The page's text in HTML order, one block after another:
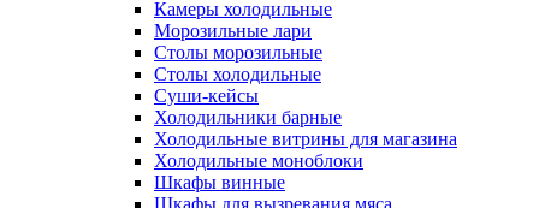
Камеры холодильные
Морозильные лари
Столы морозильные
Столы холодильные
Суши-кейсы
Холодильники барные
Холодильные витрины для магазина
Холодильные моноблоки
Шкафы винные
Шкафы для вызревания мяса